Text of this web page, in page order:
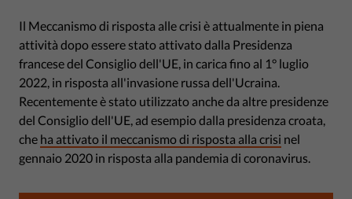
Il Meccanismo di risposta alle crisi è attualmente in piena
attività dopo essere stato attivato dalla Presidenza
francese del Consiglio dell'UE, in carica fino al 1° luglio
2022, in risposta all'invasione russa dell'Ucraina.
Recentemente è stato utilizzato anche da altre presidenze
del Consiglio dell'UE, ad esempio dalla presidenza croata,
che ha attivato il meccanismo di risposta alla crisi nel
gennaio 2020 in risposta alla pandemia di coronavirus.